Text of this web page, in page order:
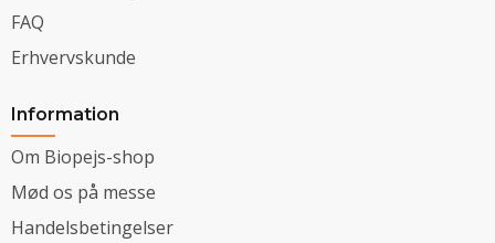
FAQ
Erhvervskunde
Information
Om Biopejs-shop
Mød os på messe
Handelsbetingelser